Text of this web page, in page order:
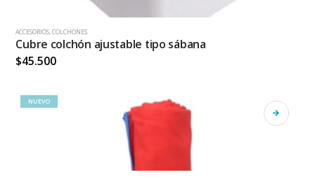
ACCESORIOS,COLCHONES
Cubre colchón ajustable tipo sábana
$45.500
NUEVO